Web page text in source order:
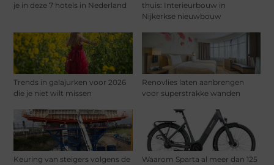
je in deze 7 hotels in Nederland
thuis: Interieurbouw in
Nijkerkse nieuwbouw
Trends in galajurken voor 2026
die je niet wilt missen
Renovlies laten aanbrengen
voor superstrakke wanden
Keuring van steigers volgens de
Waarom Sparta al meer dan 125